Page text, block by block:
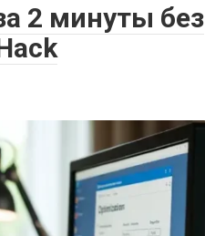
2 минуты без